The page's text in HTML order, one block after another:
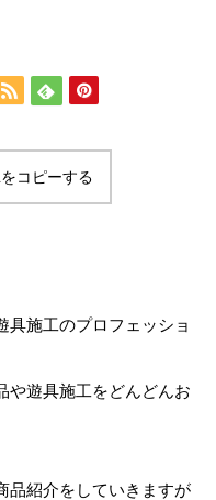
コピーする
具施工のプロフェッショ
や遊具施工をどんどんお
品紹介をしていきますが